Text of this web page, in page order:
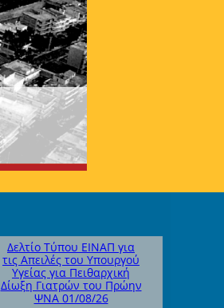
Δελτίο Τύπου ΕΙΝΑΠ για
τις Απειλές του Υπουργού
Υγείας για Πειθαρχική
Δίωξη Γιατρών του Πρώην
ΨΝΑ 01/08/26